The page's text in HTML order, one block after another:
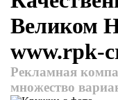
Великом
www.rpk-
Рекламная
множество